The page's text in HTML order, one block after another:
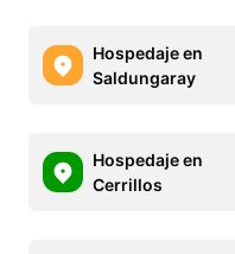
Hospedaje en
Saldungaray
Hospedaje en
Cerrillos